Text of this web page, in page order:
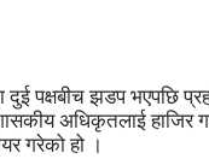
दुई पक्षबीच झडप भएपछि
अधिकृतलाई हाजिर
गरेको हो ।